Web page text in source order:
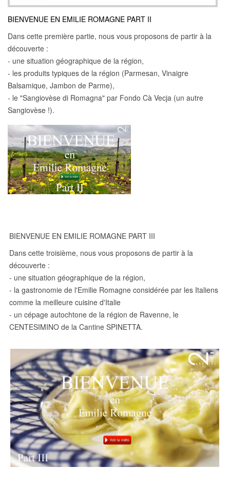
BIENVENUE EN EMILIE ROMAGNE PART II
Dans cette première partie, nous vous proposons de partir à la
découverte :
- une situation géographique de la région,
- les produits typiques de la région (Parmesan, Vinaigre
Balsamique, Jambon de Parme),
- le "Sangiovèse di Romagna" par Fondo Cà Vecja (un autre
Sangiovèse !).
BIENVENUE EN EMILIE ROMAGNE PART III
Dans cette troisième, nous vous proposons de partir à la
découverte :
- une situation géographique de la région,
- la gastronomie de l'Emilie Romagne considérée par les Italiens
comme la meilleure cuisine d'Italie
- un cépage autochtone de la région de Ravenne, le
CENTESIMINO de la Cantine SPINETTA.